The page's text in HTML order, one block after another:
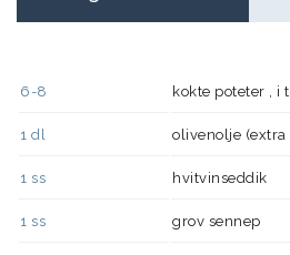
6-8 kokte poteter , i
1 dl olivenolje (extra
1 ss hvitvinseddik
1 ss grov sennep